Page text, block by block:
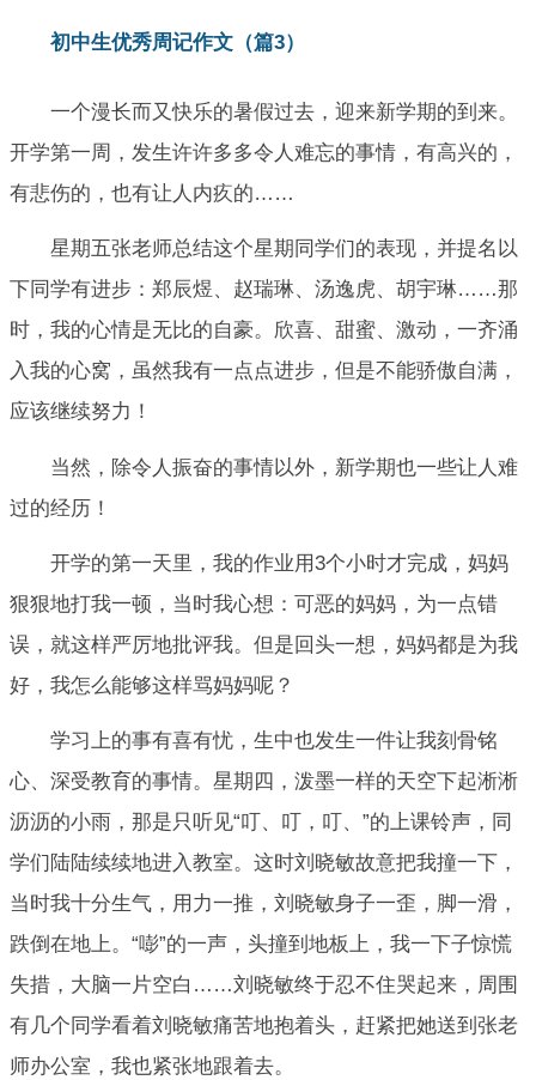
初中生优秀周记作文（篇3）
一个漫长而又快乐的暑假过去，迎来新学期的到来。
开学第一周，发生许许多多令人难忘的事情，有高兴的，
有悲伤的，也有让人内疚的……
星期五张老师总结这个星期同学们的表现，并提名以
下同学有进步：郑辰煜、赵瑞琳、汤逸虎、胡宇琳……那
时，我的心情是无比的自豪。欣喜、甜蜜、激动，一齐涌
入我的心窝，虽然我有一点点进步，但是不能骄傲自满，
应该继续努力！
当然，除令人振奋的事情以外，新学期也一些让人难
过的经历！
开学的第一天里，我的作业用3个小时才完成，妈妈
狠狠地打我一顿，当时我心想：可恶的妈妈，为一点错
误，就这样严厉地批评我。但是回头一想，妈妈都是为我
好，我怎么能够这样骂妈妈呢？
学习上的事有喜有忧，生中也发生一件让我刻骨铭
心、深受教育的事情。星期四，泼墨一样的天空下起淅淅
沥沥的小雨，那是只听见“叮、叮，叮、”的上课铃声，同
学们陆陆续续地进入教室。这时刘晓敏故意把我撞一下，
当时我十分生气，用力一推，刘晓敏身子一歪，脚一滑，
跌倒在地上。“嘭”的一声，头撞到地板上，我一下子惊慌
失措，大脑一片空白……刘晓敏终于忍不住哭起来，周围
有几个同学看着刘晓敏痛苦地抱着头，赶紧把她送到张老
师办公室，我也紧张地跟着去。